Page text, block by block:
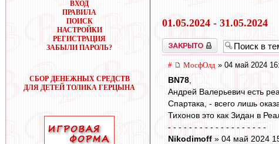
ВХОД
ПРАВИЛА
ПОИСК
НАСТРОЙКИ
РЕГИСТРАЦИЯ
ЗАБЫЛИ ПАРОЛЬ?
СБОР ДЕНЕЖНЫХ СРЕДСТВ
ДЛЯ ДЕТЕЙ ТОЛИКА ГЕРЦЫНА
01.05.2024 - 31.05.2024
Закрыто
# МосфОлд » 04 май 2024
BN78,
Андрей Валерьевич есть
Спартака, - всего лишь
Тихонов это как Зидан в
- - - - - - - - - - - - - - - - - - -
Nikodimoff » 04 май 2024